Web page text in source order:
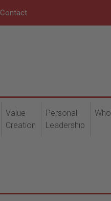
Contact
Value
Creation
Personal
Leadership